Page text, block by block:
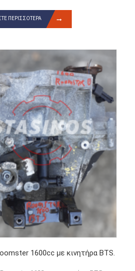
ΠΕΡΙΣΣΌΤΕΡΑ
1600cc με κινητήρα BTS.